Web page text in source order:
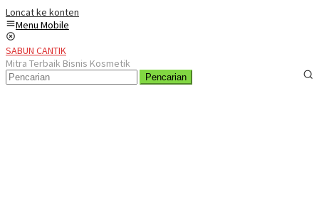
Loncat ke konten
Menu Mobile
SABUN CANTIK
Mitra Terbaik Bisnis Kosmetik
Pencarian